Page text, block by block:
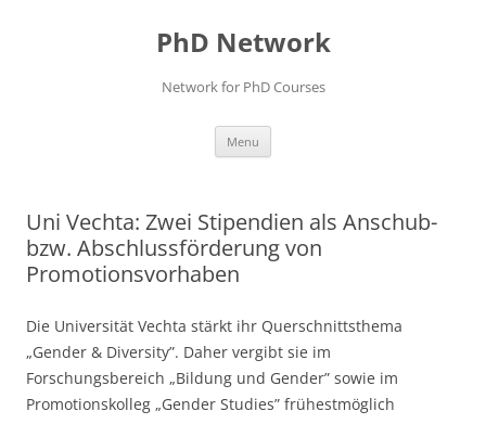
PhD Network
Network for PhD Courses
Menu
Uni Vechta: Zwei Stipendien als Anschub-
bzw. Abschlussförderung von
Promotionsvorhaben
Die Universität Vechta stärkt ihr Querschnittsthema
„Gender & Diversity”. Daher vergibt sie im
Forschungsbereich „Bildung und Gender” sowie im
Promotionskolleg „Gender Studies” frühestmöglich